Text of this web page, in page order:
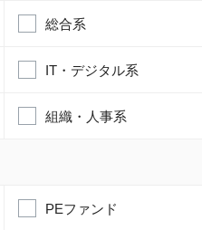
総合系
IT・デジタル系
組織・人事系
PEファンド